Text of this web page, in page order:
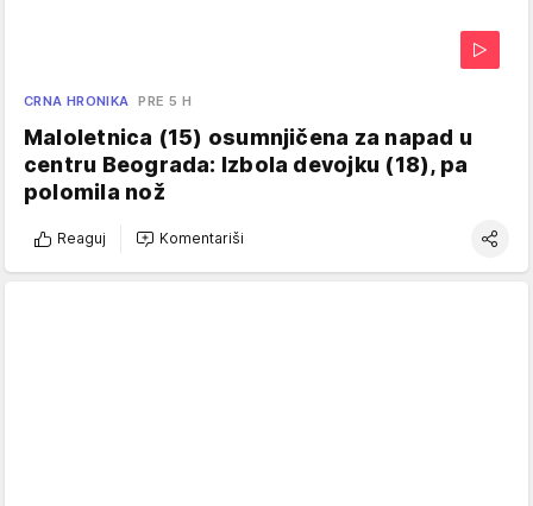
CRNA HRONIKA PRE 5 H
Maloletnica (15) osumnjičena za napad u
centru Beograda: Izbola devojku (18), pa
polomila nož
Reaguj Komentariši